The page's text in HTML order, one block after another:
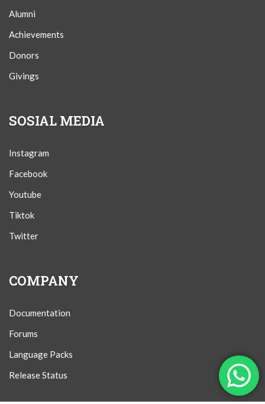
Alumni
Achievements
Donors
Givings
SOSIAL MEDIA
Instagram
Facebook
Youtube
Tiktok
Twitter
COMPANY
Documentation
Forums
Language Packs
Release Status